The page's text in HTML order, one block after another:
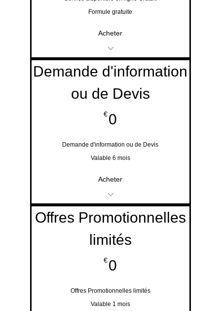
Formule gratuite
Acheter
Demande de
renseignement ou de
devis gratuit
Suivi de dossier en
cours
Demande d'information
ou de Devis
€0
Demande d'information ou de Devis
Valable 6 mois
Acheter
Demande d'information
ou de Devis
En ligne
à Domicile
Offres Promotionnelles
limités
€0
Offres Promotionnelles limités
Valable 1 mois